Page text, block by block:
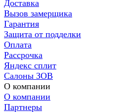
Доставка
Вызов замерщика
Гарантия
Защита от подделки
Оплата
Рассрочка
Яндекс сплит
Салоны ЗОВ
О компании
О компании
Партнеры